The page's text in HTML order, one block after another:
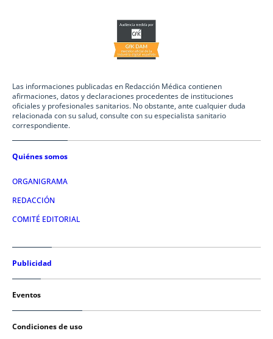
Las informaciones publicadas en Redacción Médica contienen
afirmaciones, datos y declaraciones procedentes de instituciones
oficiales y profesionales sanitarios. No obstante, ante cualquier duda
relacionada con su salud, consulte con su especialista sanitario
correspondiente.
Quiénes somos
ORGANIGRAMA
REDACCIÓN
COMITÉ EDITORIAL
Publicidad
Eventos
Condiciones de uso